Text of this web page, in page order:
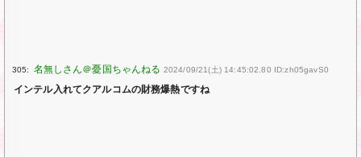
305: 2024/09/21(土) 14:45:02.80 ID:zh05gavS0
インテル入れてクアルコムの財務爆熱ですね